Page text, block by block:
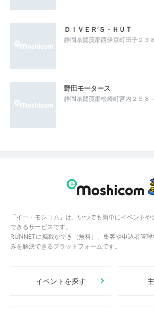
ＤＩＶＥＲ’Ｓ・ＨＵＴ
静岡県賀茂郡西伊豆町田子２３
野田モータース
静岡県賀茂郡松崎町宮内２５８
「イー・モシコム」は、いつでも簡単にイベント
できるサービスです。
RUNNETに掲載ができ（無料）、集客や申込者管
みを解決できるプラットフォームです。
イベントを探す